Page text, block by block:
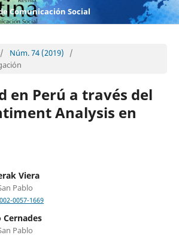
Comunicación Social
/ Núm. 74 (2019)
/
en Perú a través del
Analysis en
Viera
Pablo
0057-1669
Cernades
Pablo